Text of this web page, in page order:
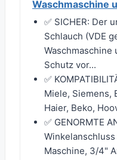
Waschmaschine
✅ SICHER: Der
Schlauch (VDE
Waschmaschine
Schutz vor...
✅
Miele, Siemens,
Haier, Beko,
✅ GENORMTE
Maschine, 3/4"